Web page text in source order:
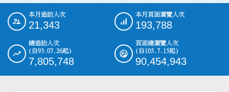
::: 本月造訪人次
21,343
本月頁面瀏覽人次
193,788
總造訪人次
(自93.07.26起)
7,805,748
頁面總瀏覽人次
(自105.7.15起)
90,454,943